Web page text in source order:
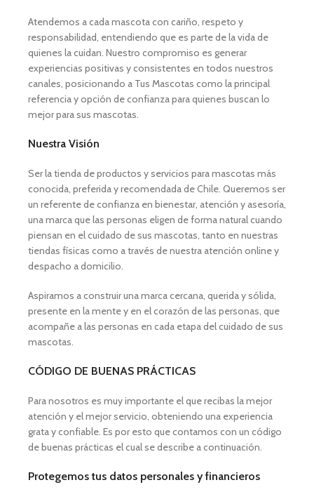
Atendemos a cada mascota con cariño, respeto y
responsabilidad, entendiendo que es parte de la vida de
quienes la cuidan. Nuestro compromiso es generar
experiencias positivas y consistentes en todos nuestros
canales, posicionando a Tus Mascotas como la principal
referencia y opción de confianza para quienes buscan lo
mejor para sus mascotas.
Nuestra Visión
Ser la tienda de productos y servicios para mascotas más
conocida, preferida y recomendada de Chile. Queremos ser
un referente de confianza en bienestar, atención y asesoría,
una marca que las personas eligen de forma natural cuando
piensan en el cuidado de sus mascotas, tanto en nuestras
tiendas físicas como a través de nuestra atención online y
despacho a domicilio.
Aspiramos a construir una marca cercana, querida y sólida,
presente en la mente y en el corazón de las personas, que
acompañe a las personas en cada etapa del cuidado de sus
mascotas.
CÓDIGO DE BUENAS PRÁCTICAS
Para nosotros es muy importante el que recibas la mejor
atención y el mejor servicio, obteniendo una experiencia
grata y confiable. Es por esto que contamos con un código
de buenas prácticas el cual se describe a continuación.
Protegemos tus datos personales y financieros